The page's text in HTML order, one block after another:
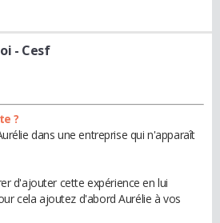
- Cesf
?
dans une entreprise qui n'apparaît
d'ajouter cette expérience en lui
cela ajoutez d'abord Aurélie à vos